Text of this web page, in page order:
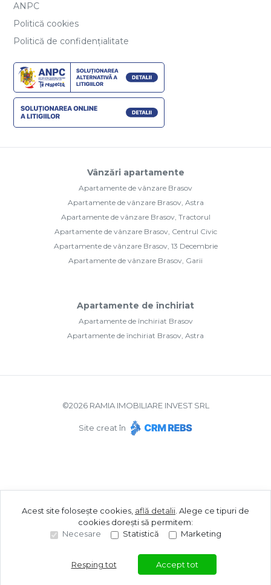
ANPC
Politică cookies
Politică de confidențialitate
Vânzări apartamente
Apartamente de vânzare Brasov
Apartamente de vânzare Brasov, Astra
Apartamente de vânzare Brasov, Tractorul
Apartamente de vânzare Brasov, Centrul Civic
Apartamente de vânzare Brasov, 13 Decembrie
Apartamente de vânzare Brasov, Garii
Apartamente de închiriat
Apartamente de închiriat Brasov
Apartamente de închiriat Brasov, Astra
©2026RAMIA IMOBILIARE INVEST SRL
Site creat în
Acest site folosește cookies, află detalii Alege ce tipuri de
cookies dorești să permitem:
Necesare
Statistică Marketing
Resping tot Accept tot